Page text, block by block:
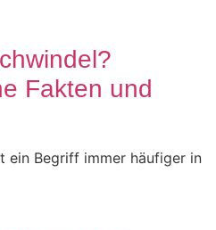
Fakten und
ein Begriff immer häufiger in